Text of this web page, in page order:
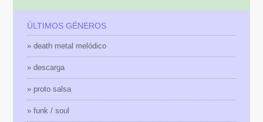
ÚLTIMOS GÉNEROS
» death metal melódico
» descarga
» proto salsa
» funk / soul